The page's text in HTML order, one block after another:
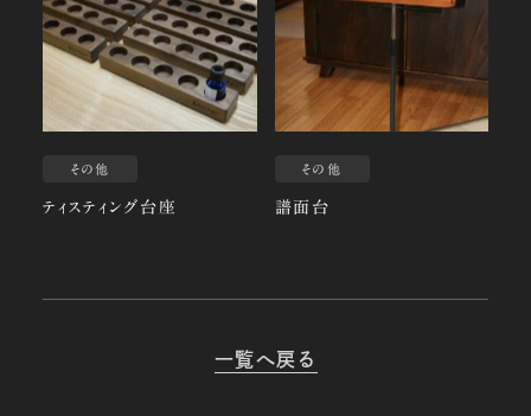
その他
ティスティング台座
その他
譜面台
一覧へ戻る